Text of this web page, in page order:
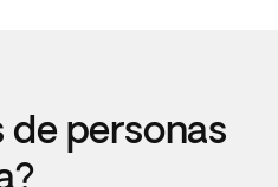
out quedan establecidos
alojamiento. Como
in en los hoteles es a
o similares. En caso de
siempre será de categoría
de personas